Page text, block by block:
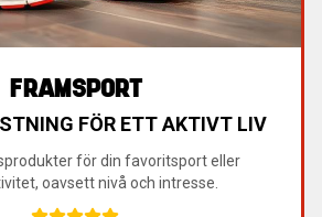
FRAMSPORT
FÖR ETT AKTIVT LIV
för din favoritsport eller
oavsett nivå och intresse.